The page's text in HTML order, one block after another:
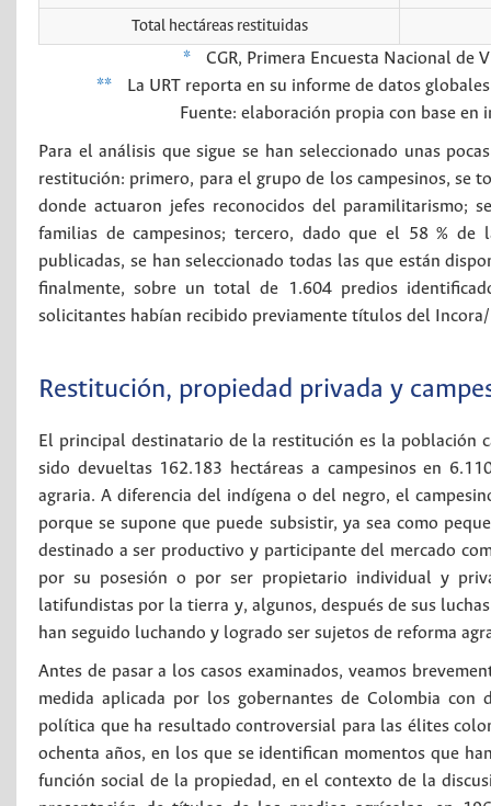
Total hectáreas restituidas
*
CGR, Primera Encuesta Nacional de
**
La URT reporta en su informe de datos
Fuente: elaboración propia con base en
Para el análisis que sigue se han seleccionado unas
restitución: primero, para el grupo de los campesinos, se
donde actuaron jefes reconocidos del paramilitarismo;
familias de campesinos; tercero, dado que el 58 % de
publicadas, se han seleccionado todas las que están
finalmente, sobre un total de 1.604 predios
solicitantes habían recibido previamente títulos del
Restitución, propiedad privada y
El principal destinatario de la restitución es la población
sido devueltas 162.183 hectáreas a campesinos en
agraria. A diferencia del indígena o del negro, el
porque se supone que puede subsistir, ya sea como
destinado a ser productivo y participante del mercado
por su posesión o por ser propietario individual y
latifundistas por la tierra y, algunos, después de sus
han seguido luchando y logrado ser sujetos de reforma
Antes de pasar a los casos examinados, veamos
medida aplicada por los gobernantes de Colombia con
política que ha resultado controversial para las élites
ochenta años, en los que se identifican momentos que
función social de la propiedad, en el contexto de la